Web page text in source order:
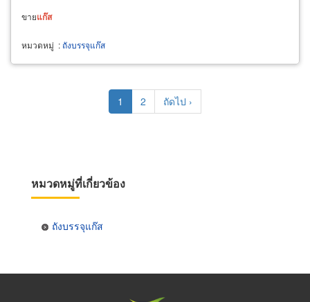
ขายแก๊ส
หมวดหมู่ : ถังบรรจุแก๊ส
Current
page
1 Page
2
Next
page
ถัดไป ›
หมวดหมู่ที่เกี่ยวข้อง
ถังบรรจุแก๊ส